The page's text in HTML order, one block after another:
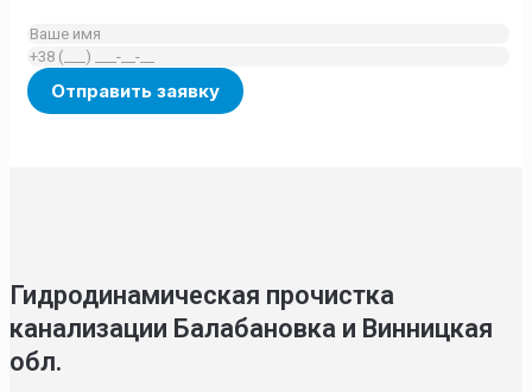
Гидродинамическая прочистка
канализации Балабановка и Винницкая
обл.